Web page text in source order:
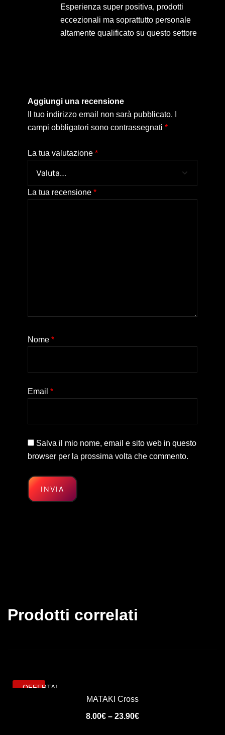
Esperienza super positiva, prodotti
eccezionali ma soprattutto personale
altamente qualificato su questo settore
Aggiungi una recensione
Il tuo indirizzo email non sarà pubblicato.
campi obbligatori sono contrassegnati *
La tua valutazione *
La tua recensione *
Nome *
Email *
Salva il mio nome, email e sito web in questo
browser per la prossima volta che commento.
Prodotti correlati
OFFERTA!
MATAKI Cross
8.00€ – 23.90€